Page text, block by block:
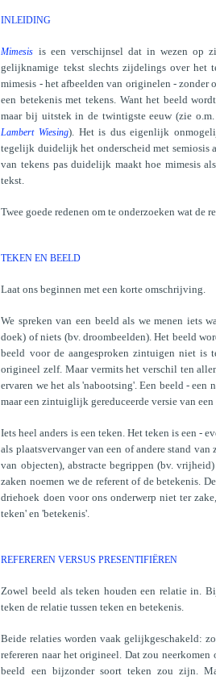
INLEIDING
Mimesis is een verschijnsel dat in wezen op
gelijknamige tekst slechts zijdelings over het
mimesis - het afbeelden van originelen - zonder
een betekenis met tekens. Want het beeld
maar bij uitstek in de twintigste eeuw (zie
Lambert Wiesing). Het is dus eigenlijk
tegelijk duidelijk het onderscheid met
van tekens pas duidelijk maakt hoe mimesis
tekst.
Twee goede redenen om te onderzoeken wat de
TEKEN EN BEELD
Laat ons beginnen met een korte omschrijving.
We spreken van een beeld als we menen iets
doek) of niets (bv. droombeelden). Het beeld
beeld voor de aangesproken zintuigen niet is
origineel zelf. Maar vermits het verschil ten
ervaren we het als 'nabootsing'. Een beeld -
maar een zintuiglijk gereduceerde versie van
Iets heel anders is een teken. Het teken is een -
als plaatsvervanger van een of andere stand
van objecten), abstracte begrippen (bv.
zaken noemen we de referent of de betekenis.
driehoek doen voor ons onderwerp niet ter
teken' en 'betekenis'.
REFEREREN VERSUS PRESENTIFIËREN
Zowel beeld als teken houden een relatie in.
teken de relatie tussen teken en betekenis.
Beide relaties worden vaak gelijkgeschakeld:
refereren naar het origineel. Dat zou
beeld een bijzonder soort teken zou zijn.